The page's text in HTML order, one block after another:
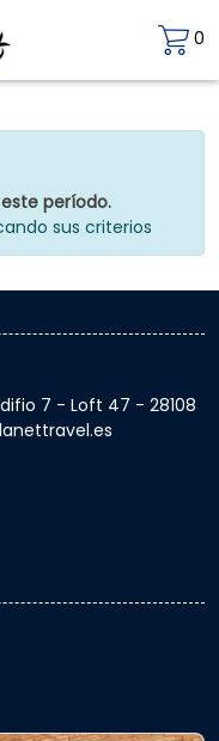
0
período.
sus criterios
7 - Loft 47 - 28108